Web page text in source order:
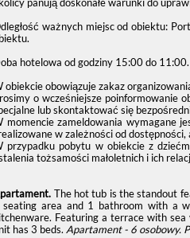
ważnych miejsc od obiektu:
hotelowa od godziny 15:00do 11:00.
obiekcie obowiązuje zakaz
o wcześniejsze poinformowanie
lub skontaktować się
momencie zameldowania wymagane
w zależności od
przypadku pobytu w obiekcie z
tożsamości małoletnich i ich
The hot tub is the standout
seating area and 1 bathroom with a
Featuring a terrace with
has 3 beds. Apartament - 6 osobowy.